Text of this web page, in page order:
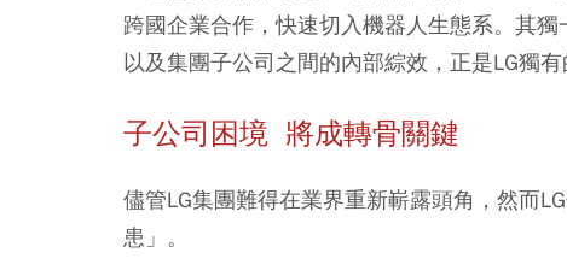
跨國企業合作，快速切入機器人生態系。其
以及集團子公司之間的內部綜效，正是LG獨有
子公司困境 將成轉骨關鍵
儘管LG集團難得在業界重新嶄露頭角，然而
患」。